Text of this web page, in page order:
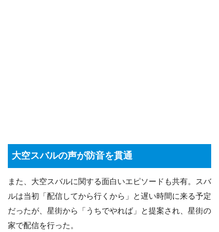
大空スバルの声が防音を貫通
また、大空スバルに関する面白いエピソードも共有。スバ
ルは当初「配信してから行くから」と遅い時間に来る予定
だったが、星街から「うちでやれば」と提案され、星街の
家で配信を行った。